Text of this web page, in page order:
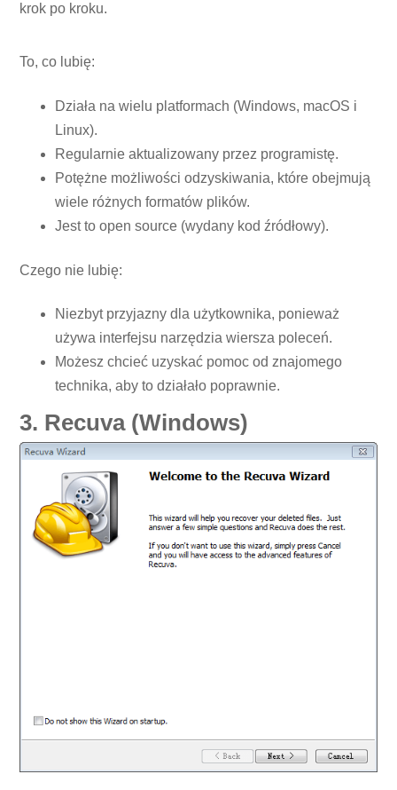
krok po kroku.
To, co lubię:
Działa na wielu platformach (Windows, macOS i
Linux).
Regularnie aktualizowany przez programistę.
Potężne możliwości odzyskiwania, które obejmują
wiele różnych formatów plików.
Jest to open source (wydany kod źródłowy).
Czego nie lubię:
Niezbyt przyjazny dla użytkownika, ponieważ
używa interfejsu narzędzia wiersza poleceń.
Możesz chcieć uzyskać pomoc od znajomego
technika, aby to działało poprawnie.
3. Recuva (Windows)